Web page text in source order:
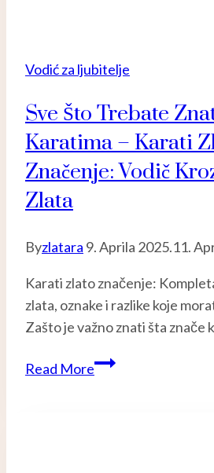
Vodić za ljubitelje
Sve Što Trebate
Karatima – Karati
Značenje: Vodič
Zlata
Byzlatara 9. Aprila 2025.11.
Karati zlato značenje:
zlata, oznake i razlike koje
Zašto je važno znati šta znače
Read MoreSve